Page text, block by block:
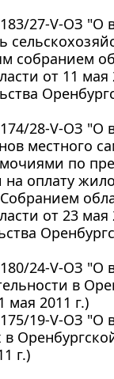
27-V-ОЗ
собранием
от 11 мая
28-V-ОЗ "О
местного
по
оплату
от 23 мая
24-V-ОЗ "О
в
2011 г.)
19-V-ОЗ
г.)